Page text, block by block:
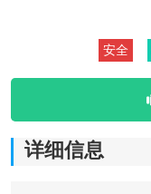
安全
详细信息